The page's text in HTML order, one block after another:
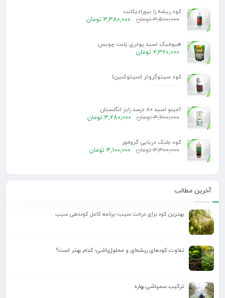
کود ریشه زا بیورادیکانت
3,500,000 تومان 3,380,000 تومان
هیومیک اسید پودری پلنت چویس
2,320,000 تومان
کود سیتوگروئر (سیتوکنین)
آمینو اسید 80 درصد زایز انگلستان
3,700,000 تومان 3,280,000 تومان
کود جلبک دریایی گرومور
3,300,000 تومان 3,100,000 تومان
آخرین مطالب
بهترین کود برای درخت سیب؛ برنامه کامل کوددهی سیب
تفاوت کودهای ریشه‌ای و محلول‌پاشی؛ کدام بهتر است؟
ترکیب سمپاشی بهاره